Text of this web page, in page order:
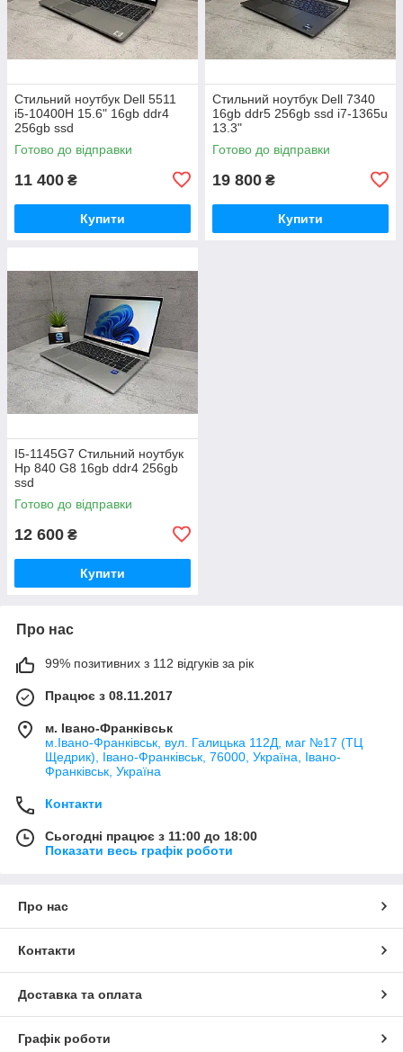
Стильний ноутбук Dell 5511
i5-10400H 15.6" 16gb ddr4
256gb ssd
Готово до відправки
11 400 ₴
Купити
Стильний ноутбук Dell 7340
16gb ddr5 256gb ssd i7-1365u
13.3"
Готово до відправки
19 800 ₴
Купити
I5-1145G7 Стильний ноутбук
Hp 840 G8 16gb ddr4 256gb
ssd
Готово до відправки
12 600 ₴
Купити
Про нас
99% позитивних з 112 відгуків за рік
Працює з 08.11.2017
м. Івано-Франківськ
м.Івано-Франківськ, вул. Галицька 112Д, маг №17 (ТЦ
Щедрик), Івано-Франківськ, 76000, Україна, Івано-
Франківськ, Україна
Контакти
Сьогодні працює з 11:00 до 18:00
Показати весь графік роботи
Про нас
Контакти
Доставка та оплата
Графік роботи